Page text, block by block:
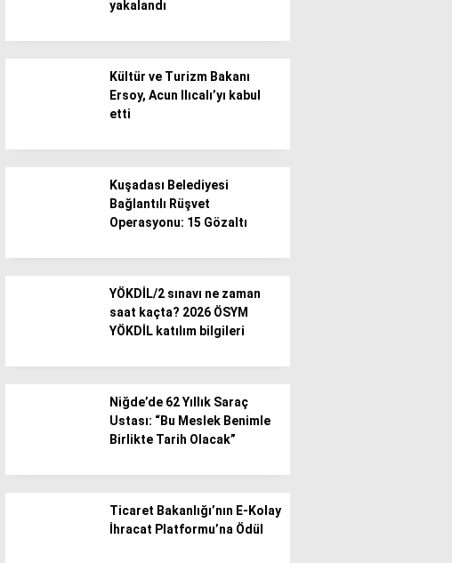
yakalandı
Kültür ve Turizm Bakanı
Ersoy, Acun Ilıcalı’yı kabul
etti
Kuşadası Belediyesi
Bağlantılı Rüşvet
Operasyonu: 15 Gözaltı
YÖKDİL/2 sınavı ne zaman
saat kaçta? 2026 ÖSYM
YÖKDİL katılım bilgileri
Niğde’de 62 Yıllık Saraç
Ustası: “Bu Meslek Benimle
Birlikte Tarih Olacak”
Ticaret Bakanlığı’nın E-Kolay
İhracat Platformu’na Ödül